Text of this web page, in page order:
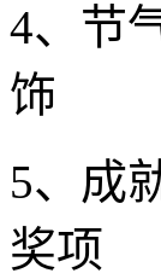
4、节
饰
5、成
奖项